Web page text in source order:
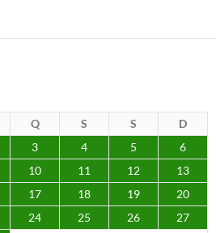
Q S S
D
3 4 5
6
10 11 12
13
17 18 19
20
24 25 26
27